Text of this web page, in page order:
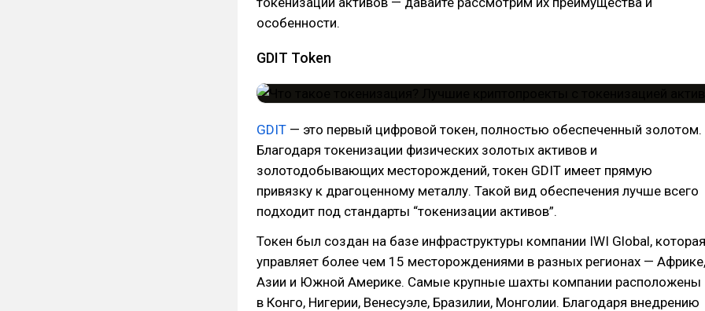
особенности.
GDIT Token
GDIT — это первый цифровой токен, полностью обеспеченный золотом.
Благодаря токенизации физических золотых активов и
золотодобывающих месторождений, токен GDIT имеет прямую
привязку к драгоценному металлу. Такой вид обеспечения лучше всего
подходит под стандарты “токенизации активов”.
Токен был создан на базе инфраструктуры компании IWI Global, которая
управляет более чем 15 месторождениями в разных регионах — Африке,
Азии и Южной Америке. Самые крупные шахты компании расположены
в Конго, Нигерии, Венесуэле, Бразилии, Монголии. Благодаря внедрению